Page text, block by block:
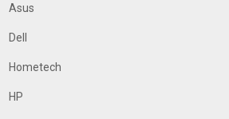
Asus
Dell
Hometech
HP